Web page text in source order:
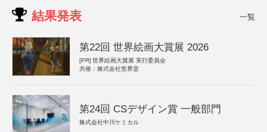
結果発表 一覧
第22回 世界絵画大賞展 2026
[PR] 世界絵画大賞展 実行委員会
共催：株式会社世界堂
第24回 CSデザイン賞 一般部門
株式会社中川ケミカル